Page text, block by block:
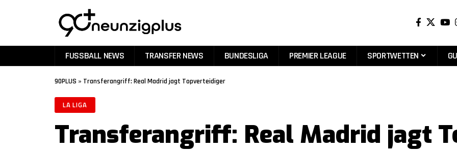
FUSSBALL NEWS TRANSFER NEWS BUNDESLIGA PREMIER LEAGUE SPORTWETTEN
90PLUS » Transferangriff: Real Madrid jagt Topverteidiger
LA LIGA
Transferangriff: Real Madrid jagt